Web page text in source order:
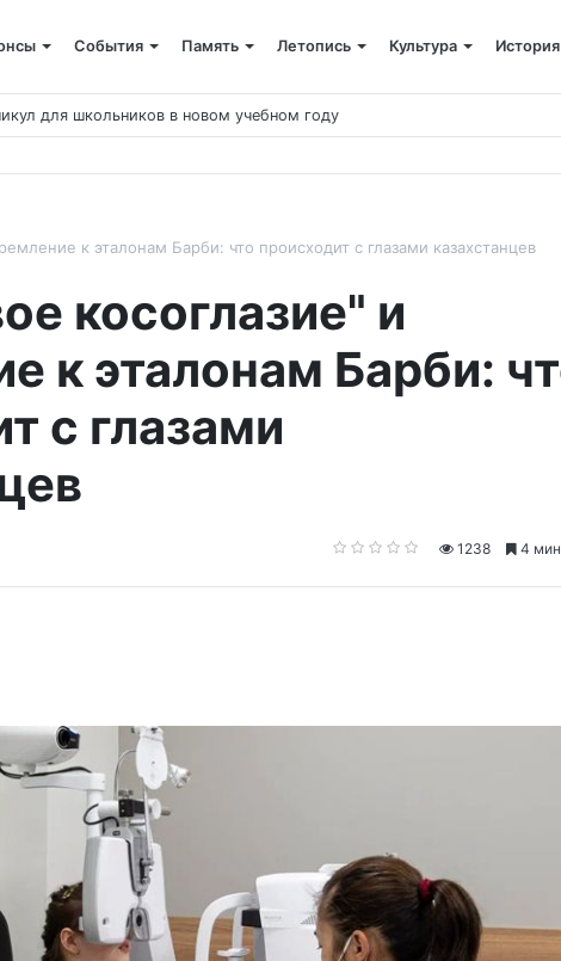
События Память Летопись Культура История
русских святых
к эталонам Барби: что происходит с глазами казахстанцев
косоглазие" и
к эталонам Барби:
с глазами
1238 4